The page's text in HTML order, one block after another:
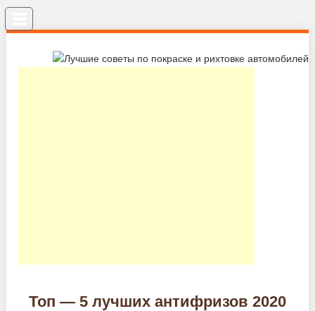
Топ — 5 лучших антифризов 2020